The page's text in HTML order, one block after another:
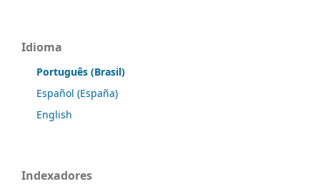
Idioma
Português (Brasil)
Español (España)
English
Indexadores